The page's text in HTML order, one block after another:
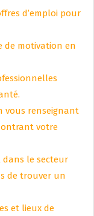
d’emploi pour
de motivation en
vous renseignant
votre
dans le secteur
de trouver un
et lieux de